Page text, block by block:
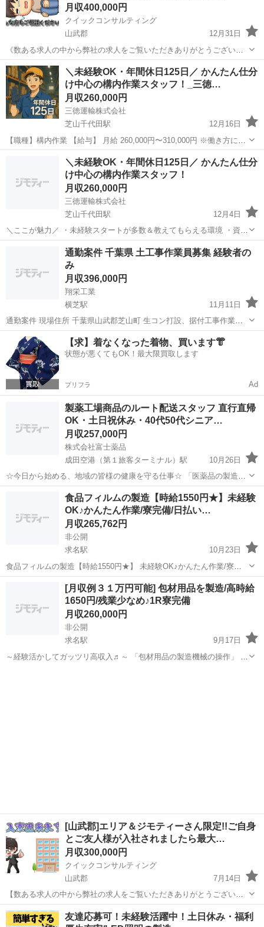
月収400,000円
クイックコンサルティング
山武郡
12月31日
《数ある求人の中から弊社の求人をご覧いただきありがとうございま
す!!》 全国に様々な求人を取り扱っておりご希望条件やご状況に応じ
てマッチしそうな求人をご案内いたします!! 応募前に相談だけしてみ
たい方やどんな求人があるか...
千葉 山武郡 その他 交代勤務
＼未経験OK・年間休日125日／ かんたん仕分
け中心の構内作業スタッフ！_三徳…
月収260,000円
三徳運輸株式会社
芝山千代田駅
12月16日
【職種】構内作業 【給与】 月給 260,000円〜310,000円 ※働き方によ
り変動あり ※試用期間あり（3ヶ月） 仕事内容は通常と同じで、先輩
がサポートします。 【勤務時間】 8:30...
芝山千代田駅 倉庫管理 未経験
＼未経験OK・年間休日125日／ かんたん仕分
け中心の構内作業スタッフ！
月収260,000円
三徳運輸株式会社
芝山千代田駅
12月4日
＼ここが魅力／ ・未経験スタートが多数＆教えてもらえる環境 ・資格
取得は入社後でOK（費用は会社が全額負担） ・土日祝休み＋長期休
暇あり／年間休日125日 ・約20名のチーム体制でフォロー体制◎ ・作
業内容は数種類...
山武郡 芝山千代田駅 倉庫管理 未経験
通勤案件 千葉県 土工事作業員募集 経験者の
み
月収396,000円
翔栄工業
横芝駅
11月11日
通勤案件 現場住所 千葉県山武郡芝山町 生コン打設、据付工事作業、
その他雑工 側溝据付できる方がいいです。 すぐ〜約2年程 3人~5人 末
締め翌末払い 単価 交通費込 税別18000円 ※外国人単価1.6万 （...
千葉 横芝駅 その他 情報
【求】着なくなった着物、買います👘
状態が悪くてもOK！最大限買取します
プリフラ Ad
製薬工場商品のルート配送スタッフ 直行直帰
OK・土日祝休み・40代50代シニア…
月収257,000円
株式会社富士薬品
成田空港（第１旅客ターミナル）駅
10月26日
☆今日から始める、地域の皆様の健康を守る仕事☆ 「医薬品の製造・
販売・研究開発」を行う、創業100年の大手製薬会社にて、生産工場の
商品を各ご家庭にお届けできるスタッフを募集いたします。 ①お客様
は、親子3世代で契...
成田空港（第１旅客ターミナル）駅 配送
食品フィルムの製造【時給1550円★】未経験
OK♪かんたん作業/寮完備/日払い…
月収265,762円
非公開
求名駅
10月23日
食品フィルムの製造【時給1550円★】 未経験OK♪かんたん作業/寮完
備/日払い可！ ＊〜〜*〜〜＊〜〜*〜〜＊ ＼＼しっかり稼げる★／／
＜高時給1550円＞で 月収26万円以上可能◎ 未経験から稼げる♪ ...
求名駅 工場 未経験
[月収例３１万円可能] 包材用品を製造/高時給
1650円/残業少なめ♪1R寮完備
月収260,000円
非公開
求名駅
9月17日
～経験活かしてガッツリ高収入♬～ 「包材用品の製造機械の操作」
[山武郡]エリア＆ジモティーさん限定!!ご自身
とご友人様が入社されましたら最大…
月収300,000円
クイックコンサルティング
山武郡
7月14日
【数ある求人の中から弊社の求人をご覧いただきありがとうございま
す!!】 ジモティーさん限定でご友人様をご紹介いただき入社1ヶ月経過
後に最大で10万円プレゼント!! こちらの求人以外にも関東エリアに求
千葉 山武郡 その他 交代勤務
友達応募可！未経験活躍中！土日休み・福利